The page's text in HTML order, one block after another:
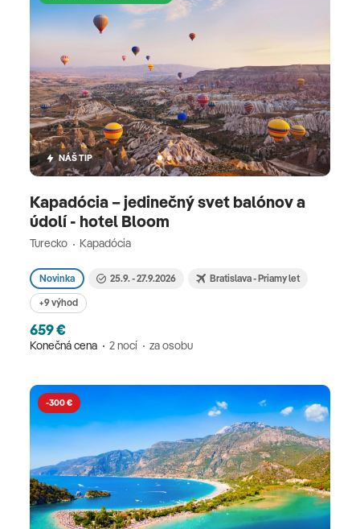
NÁŠ TIP
Kapadócia – jedinečný svet balónov a
údolí - hotel Bloom
Turecko Kapadócia
Novinka 25.9. - 27.9.2026 Bratislava - Priamy let
+9 výhod
659 €
Konečná cena 2 nocí za osobu
-300 €